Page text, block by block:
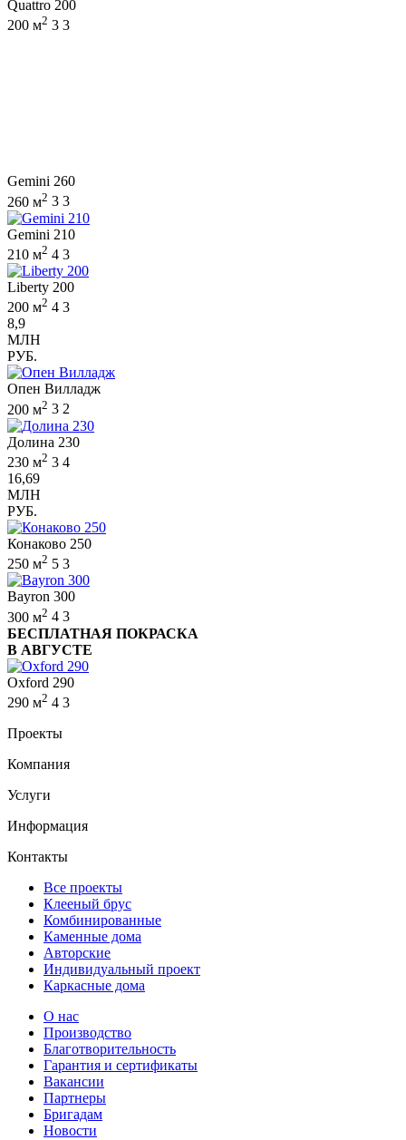
Quattro 200
200 м2 3 3
Gemini 260
260 м2 3 3
Gemini 210
210 м2 4 3
Liberty 200
200 м2 4 3
8,9
МЛН
РУБ.
Опен Вилладж
200 м2 3 2
Долина 230
230 м2 3 4
16,69
МЛН
РУБ.
Конаково 250
250 м2 5 3
Bayron 300
300 м2 4 3
БЕСПЛАТНАЯ ПОКРАСКА
В АВГУСТЕ
Oxford 290
290 м2 4 3
Проекты
Компания
Услуги
Информация
Контакты
Все проекты
Клееный брус
Комбинированные
Каменные дома
Авторские
Индивидуальный проект
Каркасные дома
О нас
Производство
Благотворительность
Гарантия и сертификаты
Вакансии
Партнеры
Бригадам
Новости